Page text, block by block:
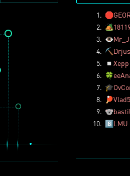
1. 🛑
2. 🏕️
3. 👁️
4. ⛏️
5.
◽ Xepp
6. 🍀
7. 🎓
8.
🏓
9. 🐨
10. 8️⃣LMU